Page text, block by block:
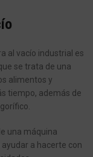
al vacío industrial es
se trata de una
alimentos y
tiempo, además de
una máquina
a hacerte con